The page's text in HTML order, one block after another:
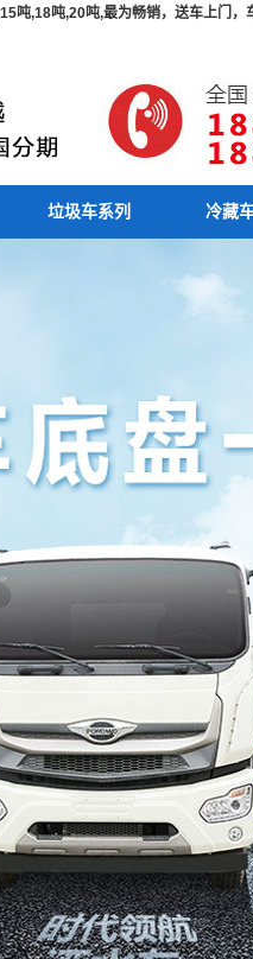
吨,18吨,20吨,最为畅销，送车上门
垃圾车系列 冷藏